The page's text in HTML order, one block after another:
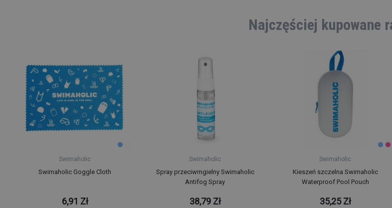
Najczęściej kupowane
Swimaholic
Swimaholic Goggle Cloth
6,91 Zł
Swimaholic
Spray przeciwmgielny Swimaholic
Antifog Spray
38,79 Zł
Swimaholic
Kieszeń szczelna Swimaholic
Waterproof Pool Pouch
35,25 Zł